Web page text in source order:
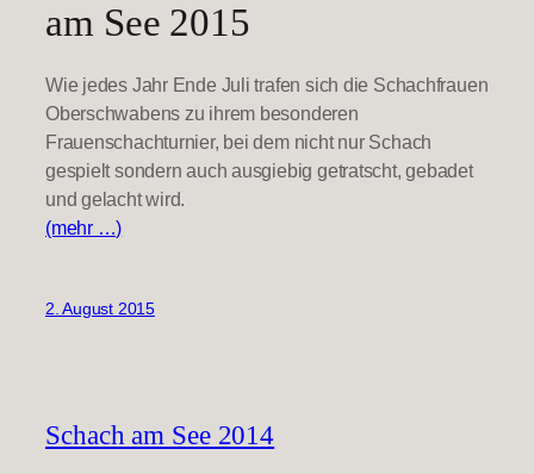
am See 2015
Wie jedes Jahr Ende Juli trafen sich die Schachfrauen
Oberschwabens zu ihrem besonderen
Frauenschachturnier, bei dem nicht nur Schach
gespielt sondern auch ausgiebig getratscht, gebadet
und gelacht wird.
(mehr …)
2. August 2015
Schach am See 2014